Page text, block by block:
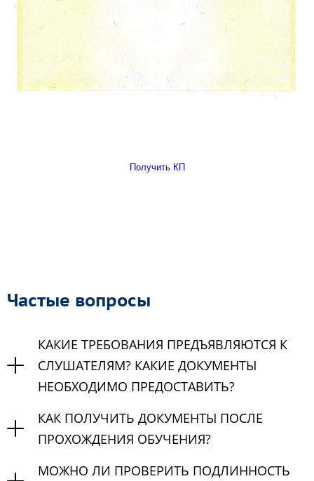
Получить КП
Частые вопросы
КАКИЕ ТРЕБОВАНИЯ ПРЕДЪЯВЛЯЮТСЯ К
СЛУШАТЕЛЯМ? КАКИЕ ДОКУМЕНТЫ
НЕОБХОДИМО ПРЕДОСТАВИТЬ?
КАК ПОЛУЧИТЬ ДОКУМЕНТЫ ПОСЛЕ
ПРОХОЖДЕНИЯ ОБУЧЕНИЯ?
МОЖНО ЛИ ПРОВЕРИТЬ ПОДЛИННОСТЬ